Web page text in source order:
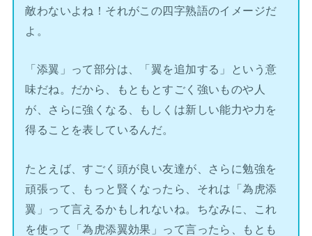
敵わないよね！それがこの四字熟語のイメージだ
よ。
「添翼」って部分は、「翼を追加する」という意
味だね。だから、もともとすごく強いものや人
が、さらに強くなる、もしくは新しい能力や力を
得ることを表しているんだ。
たとえば、すごく頭が良い友達が、さらに勉強を
頑張って、もっと賢くなったら、それは「為虎添
翼」って言えるかもしれないね。ちなみに、これ
を使って「為虎添翼効果」って言ったら、もとも